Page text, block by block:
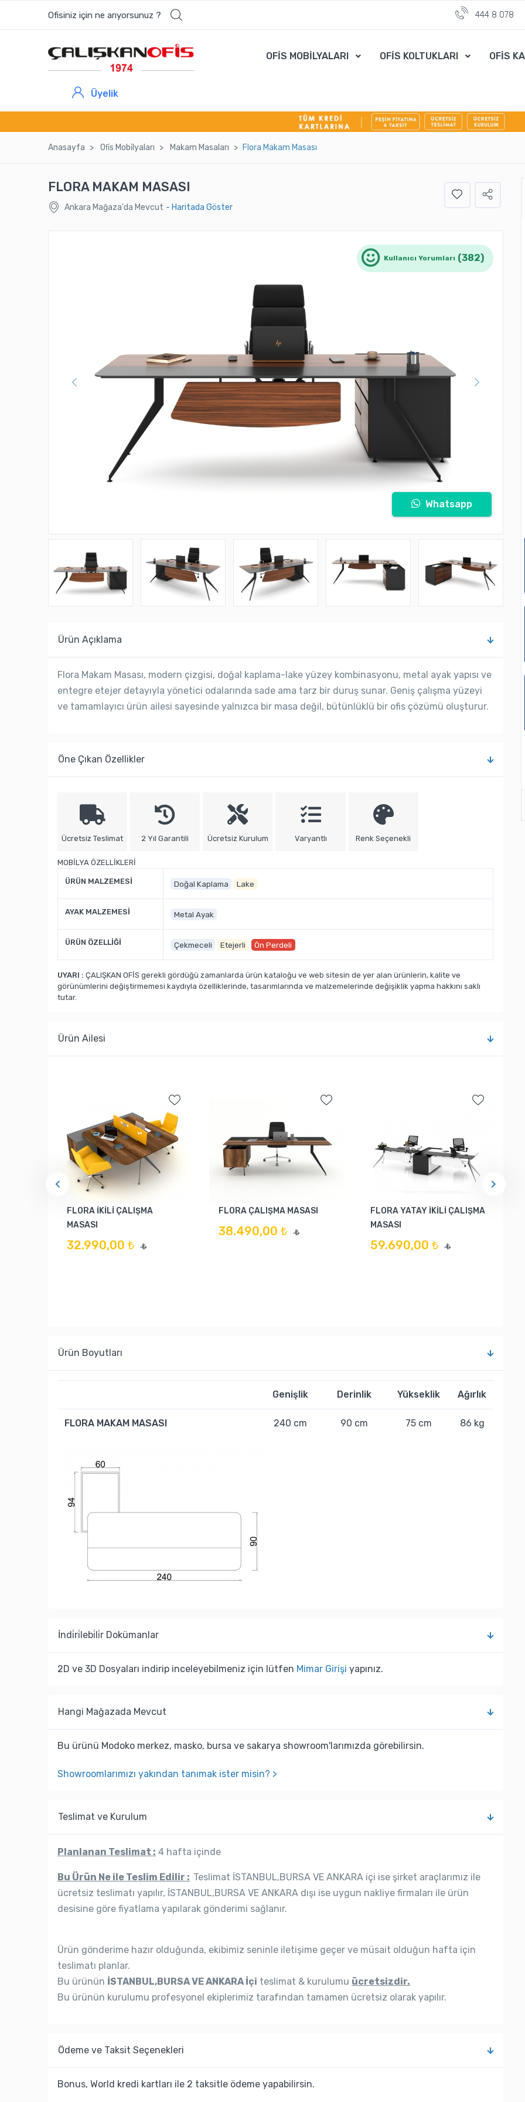
Ofisiniz için ne arıyorsunuz ? 444 8 078
OFİS MOBİLYALARI OFİS KOLTUKLARI OFİS
Üyelik
Anasayfa Ofi̇s Mobi̇lyaları Makam Masaları Flora Makam Masası
FLORA MAKAM MASASI
Ankara Mağaza'da Mevcut - Haritada Göster
Kullanıcı Yorumları (382)
Whatsapp
Ürün Açıklama
Flora Makam Masası, modern çizgisi, doğal kaplama-lake yüzey kombinasyonu, metal ayak yapısı ve
entegre etejer detayıyla yönetici odalarında sade ama tarz bir duruş sunar. Geniş çalışma yüzeyi
ve tamamlayıcı ürün ailesi sayesinde yalnızca bir masa değil, bütünlüklü bir ofis çözümü oluşturur.
Öne Çıkan Özellikler
Ücretsiz Teslimat 2 Yıl Garantili Ücretsiz Kurulum Varyantlı Renk Seçenekli
MOBİLYA ÖZELLİKLERİ
ÜRÜN MALZEMESİ Doğal Kaplama Lake
AYAK MALZEMESİ Metal Ayak
ÜRÜN ÖZELLİĞİ Çekmeceli Etejerli Ön Perdeli
UYARI : ÇALIŞKAN OFİS gerekli gördüğü zamanlarda ürün kataloğu ve web sitesin de yer alan ürünlerin, kalite ve
görünümlerini değiştirmemesi kaydıyla özelliklerinde, tasarımlarında ve malzemelerinde değişiklik yapma hakkını saklı
tutar.
Ürün Ailesi
FLORA İKİLİ ÇALIŞMA
MASASI
32.990,00 ₺ ₺
FLORA ÇALIŞMA MASASI
38.490,00 ₺ ₺
FLORA YATAY İKİLİ ÇALIŞMA
MASASI
59.690,00 ₺ ₺
Ürün Boyutları
Genişlik Derinlik Yükseklik Ağırlık
FLORA MAKAM MASASI 240 cm 90 cm 75 cm 86 kg
İndi̇ri̇lebi̇li̇r Dokümanlar
2D ve 3D Dosyaları indirip inceleyebilmeniz için lütfen Mimar Girişi yapınız.
Hangi Mağazada Mevcut
Bu ürünü Modoko merkez, masko, bursa ve sakarya showroom'larımızda görebilirsin.
Showroomlarımızı yakından tanımak ister misin? >
Teslimat ve Kurulum
Planlanan Teslimat : 4 hafta içinde
Bu Ürün Ne ile Teslim Edilir : Teslimat İSTANBUL,BURSA VE ANKARA içi ise şirket araçlarımız ile
ücretsiz teslimatı yapılır, İSTANBUL,BURSA VE ANKARA dışı ise uygun nakliye firmaları ile ürün
desisine göre fiyatlama yapılarak gönderimi sağlanır.
Ürün gönderime hazır olduğunda, ekibimiz seninle iletişime geçer ve müsait olduğun hafta için
teslimatı planlar.
Bu ürünün İSTANBUL,BURSA VE ANKARA İçi teslimat & kurulumu ücretsizdir.
Bu ürünün kurulumu profesyonel ekiplerimiz tarafından tamamen ücretsiz olarak yapılır.
Ödeme ve Taksit Seçenekleri
Bonus, World kredi kartları ile 2 taksitle ödeme yapabilirsin.